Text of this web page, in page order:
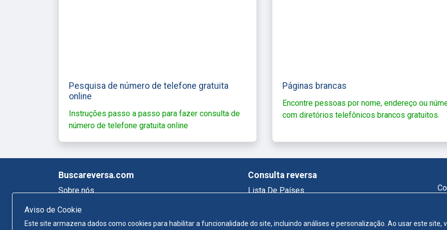
Pesquisa de número de telefone gratuita
online
Instruções passo a passo para fazer consulta de
número de telefone gratuita online
Páginas brancas
Encontre pessoas por nome, endereço ou
com diretórios telefônicos brancos gratuitos.
Aviso de Cookie
Este site armazena dados como cookies para habilitar a funcionalidade do site, incluindo análises e personalização. Ao usar este
Buscareversa.com
Sobre nós
Política de Privacidade
Termos e Condições
Consulta reversa
Lista De Países
Consulta De Email